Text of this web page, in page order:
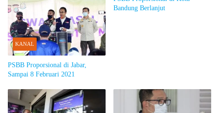
KANAL
PSBB Proporsional di Jabar,
Sampai 8 Februari 2021
Bandung Berlanjut